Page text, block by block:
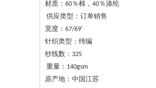
材质：60％棉，40％涤纶
供应类型：订单销售
宽度：67/69'
针织类型：纬编
纱线数：32S
重量：140gsm
原产地：中国江苏